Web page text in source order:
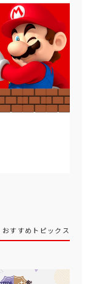
おすすめトピックス